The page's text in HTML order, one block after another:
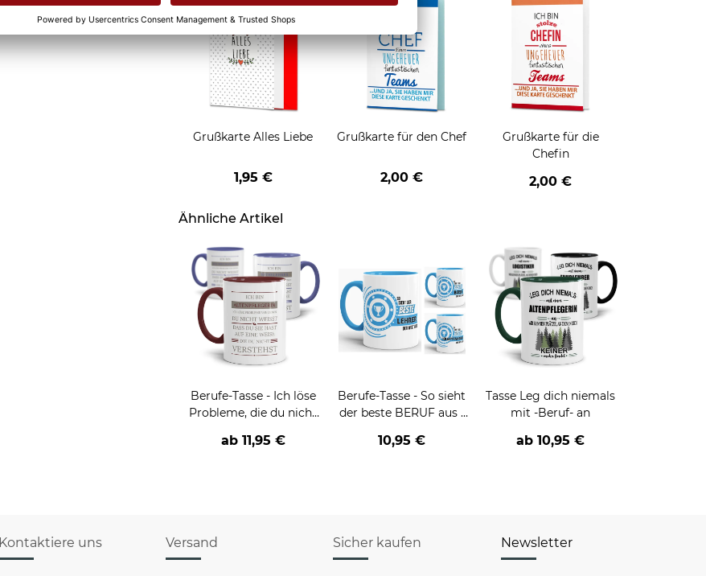
Grußkarte Alles Liebe
1,95 €
Grußkarte für den Chef
2,00 €
Grußkarte für die
Chefin
2,00 €
Ähnliche Artikel
Berufe-Tasse - Ich löse
Probleme, die du nicht
verschiedene Berufe
ab 11,95 €
Berufe-Tasse - So sieht
der beste BERUF aus -
Männer - Hellblau
10,95 €
Tasse Leg dich niemals
mit -Beruf- an
ab10,95 €
Kontaktiere uns Versand Sicher kaufen Newsletter